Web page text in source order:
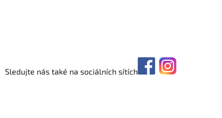
Sledujte nás také na sociálních sítích